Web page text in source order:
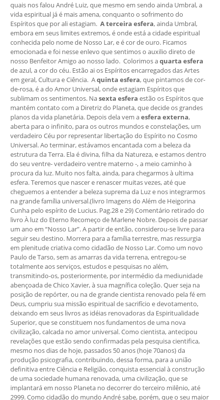
quais nos falou André Luiz, que mesmo em sendo ainda Umbral, a
vida espiritual já é mais amena, conquanto o sofrimento do
Espíritos que por ali estagiam.A terceira esfera, ainda Umbral,
embora em seus limites extremos, é onde está a cidade espiritual
conhecida pelo nome de Nosso Lar, e é cor de ouro. Ficamos
emocionada e foi nesse enlevo que sentimos o auxilio direto de
nosso Benfeitor Amigo ao nosso lado. Colorimos aquarta esfera
de azul, a cor do céu. Estão ai os Espíritos encarregados das Artes
em geral, Cultura e Ciência. Aquinta esfera, que pintamos de cor-
de-rosa, é a do Amor Universal, onde estagiam Espíritos que
sublimam os sentimentos. Nasexta esfera estão os Espíritos que
mantém contato com a Diretriz do Planeta, que decide os grandes
planos da vida planetária. Depois dela vem aesfera externa,
aberta para o infinito, para os outros mundos e constelações, um
verdadeiro Céu por representar libertação do Espírito no Cosmo
Universal. Ao terminar, estávamos encantada com a beleza da
estrutura da Terra. Ela é divina, filha da Natureza, e estamos dentro
do seu ventre- verdadeiro ventre materno -, a meio caminho à
procura da luz. Muito nos falta, ainda, para chegarmos à ultima
esfera. Teremos que nascer e renascer muitas vezes, até que
cheguemos a entender a beleza suprema da Luz e nos integrarmos
na grande família universal.(livro Imagens do Além de Heigorina
Cunha pelo espírito de Lucius. Pag.28 e 29) Comentário retirado do
livro À luz do Eterno Recomeço de Marlene Nobre. Depois de passar
um ano em “Nosso Lar”. A partir de então, considerou-se livre para
seguir seu destino. Morrera para a família terrestre, mas ressurgia
em plenitude criativa como cidadão de Nosso Lar. Como um novo
Paulo de Tarso, sem as amarras da vida terrena, entregou-se
totalmente aos serviços, estudos e pesquisas no além,
transmitindo-os, posteriormente, por intermédio da mediunidade
abençoada de Chico Xavier, à sua magnífica coleção. Quer seja na
posição de repórter, ou na de grande cientista renovado pela fé em
Deus, cumpriu sua missão espiritual de sacrifício e devotamento,
deixando em seus livros as idéias renovadoras da Espiritualidade
Superior, que se constituem nos fundamentos de uma nova
civilização, calcada no amor universal. Como cientista, antecipou
revelações que estão sendo confirmadas pela pesquisa cientifica,
mesmo nos dias de hoje, passados 50 anos (hoje 70anos) da
produção psicografia, contribuindo, dessa forma, para a união
definitiva entre Ciência e Religião, conquista essencial à construção
de uma sociedade humana renovada, uma civilização, que se
implantará em nosso Planeta no decorrer do terceiro milênio, até
2999. Como cidadão do mundo André sabe, porém, que o seu maior